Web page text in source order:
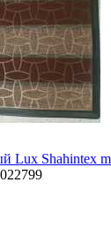
Lux Shahintex